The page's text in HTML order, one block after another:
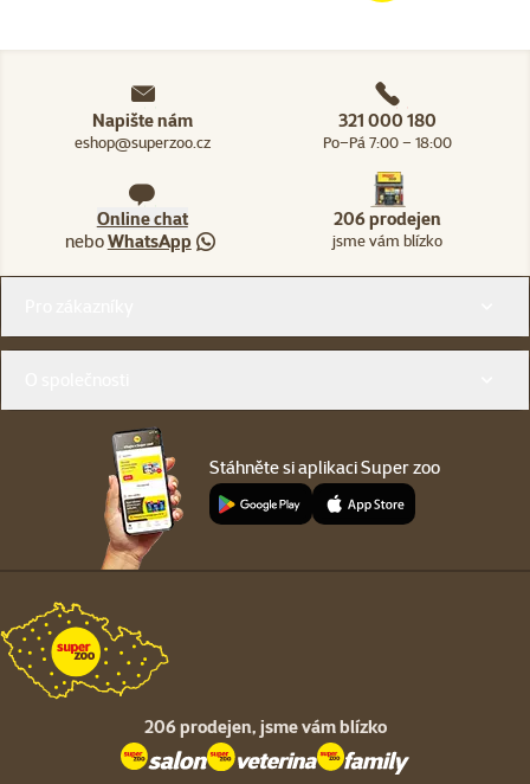
Napište nám
eshop@superzoo.cz
321 000 180
Po–Pá 7:00 – 18:00
Online chat
neboWhatsApp
206 prodejen
jsme vám blízko
Stáhněte si aplikaci Super zoo
206 prodejen, jsme vám blízko